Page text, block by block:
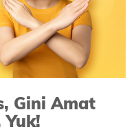
Gini Amat
Yuk!